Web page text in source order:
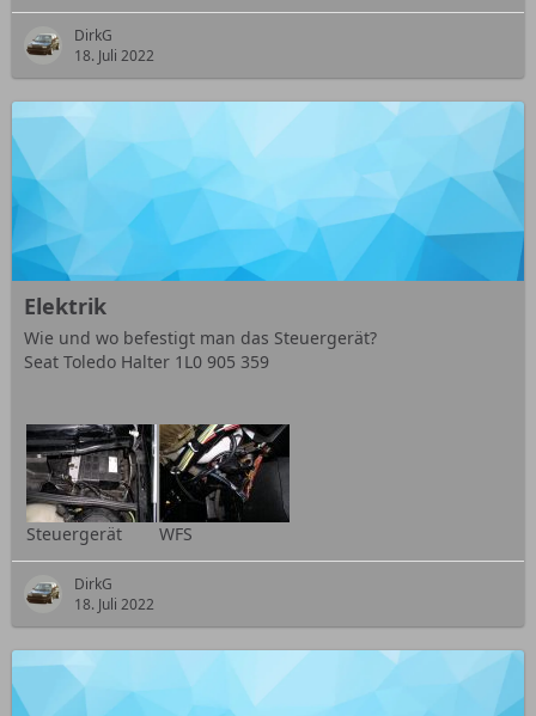
DirkG
18. Juli 2022
Elektrik
Wie und wo befestigt man das Steuergerät?
Seat Toledo Halter 1L0 905 359
Steuergerät WFS
DirkG
18. Juli 2022